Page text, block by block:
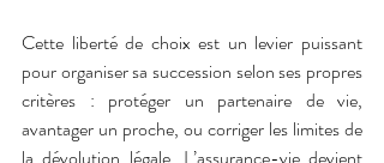
Cette liberté de choix est un levier puissant
pour organiser sa succession selon ses propres
critères : protéger un partenaire de vie,
avantager un proche, ou corriger les limites de
la dévolution légale. L’assurance-vie devient